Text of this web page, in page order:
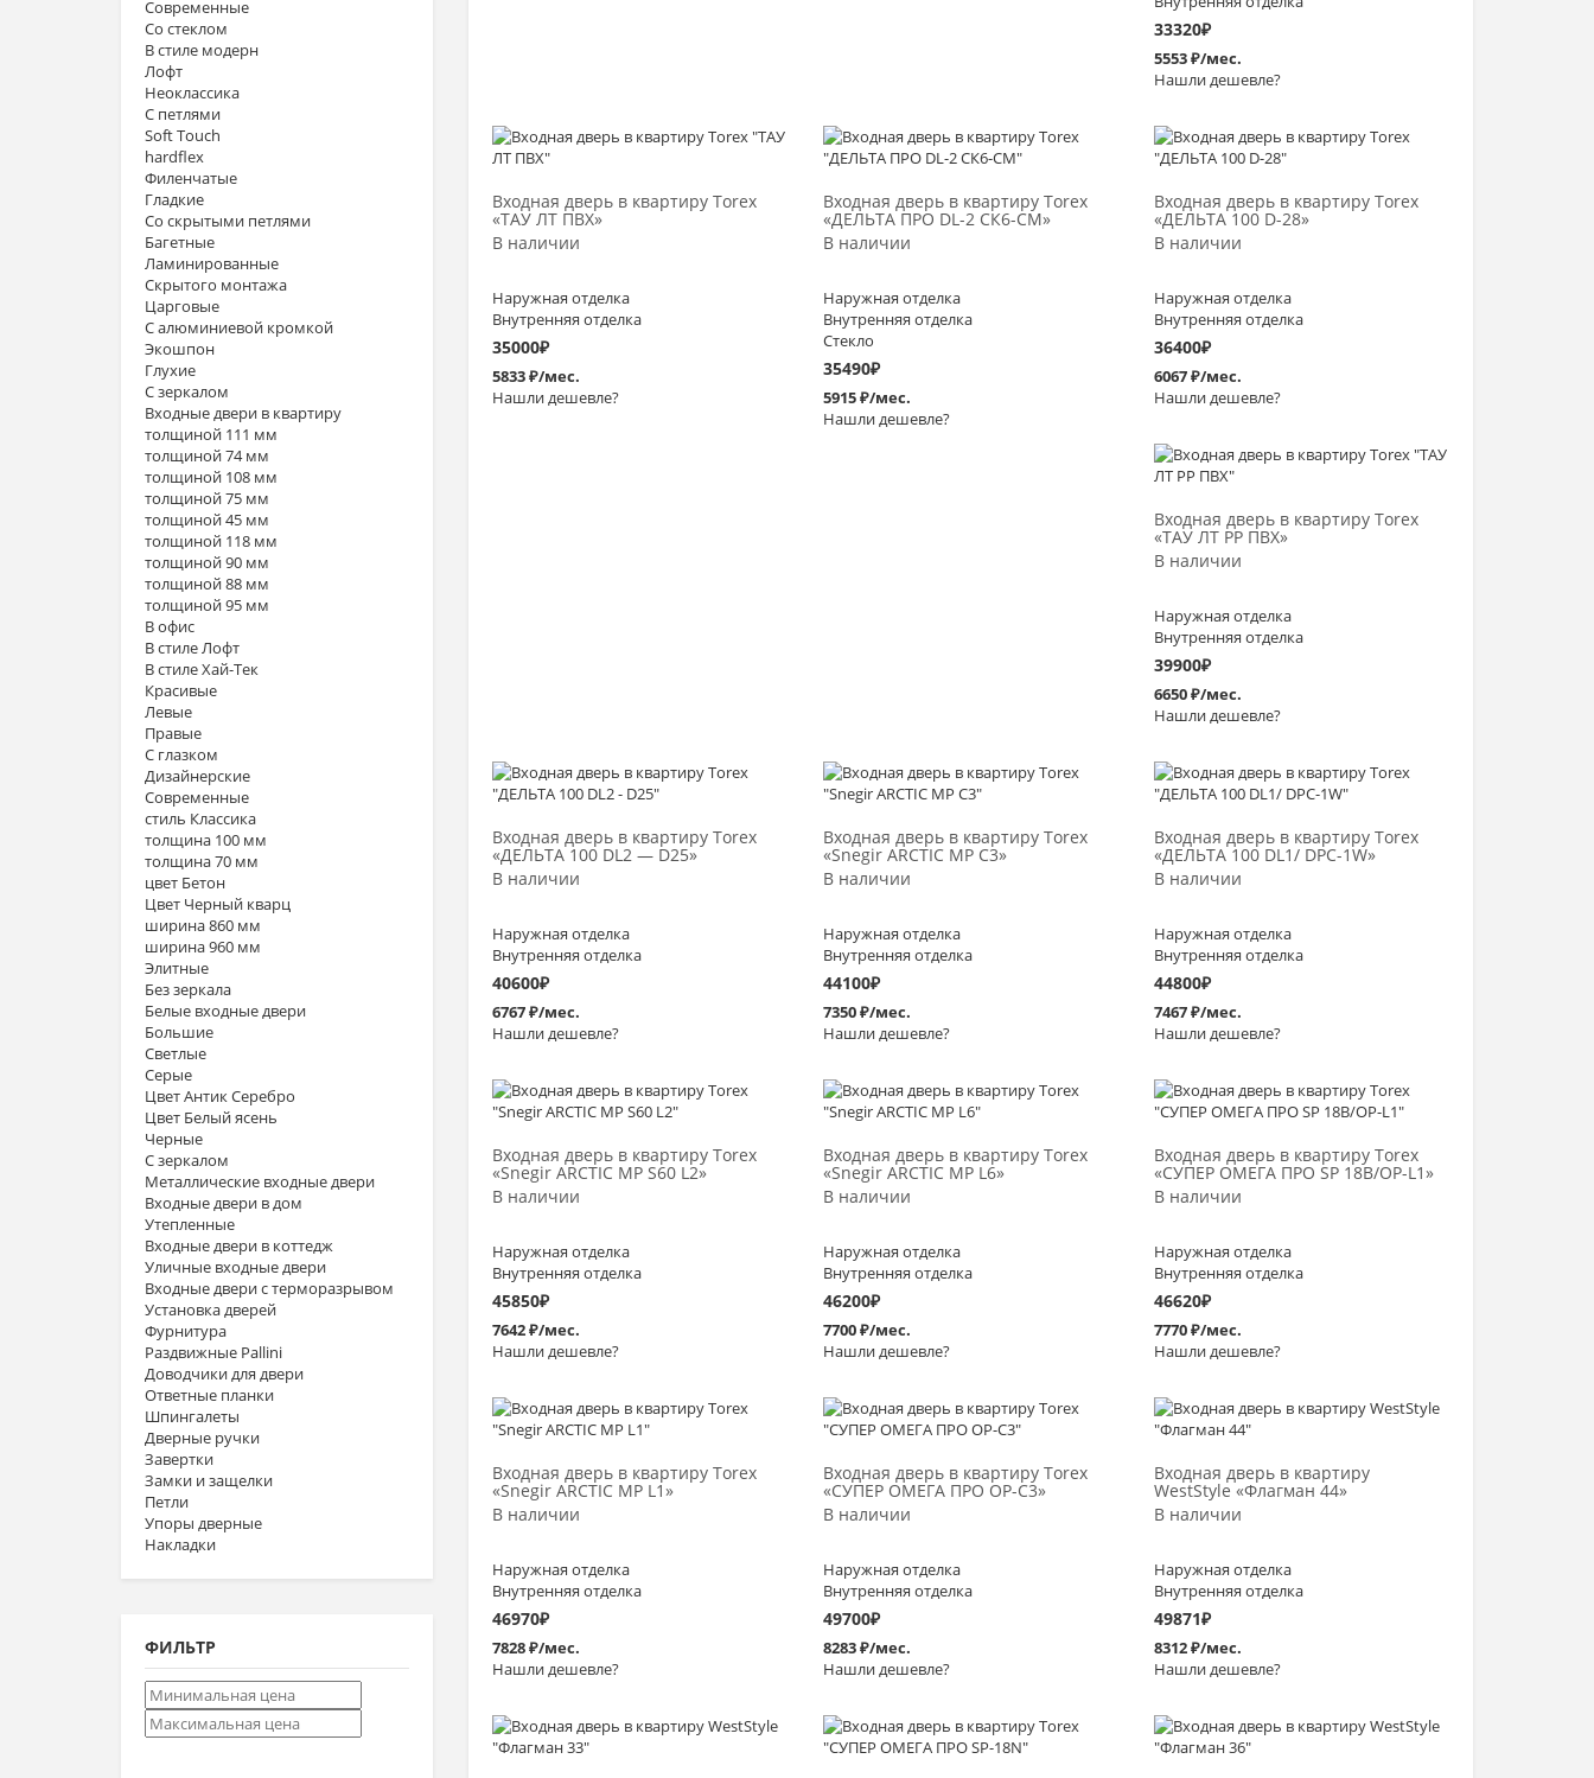
Современные
Со стеклом
В стиле модерн
Лофт
Неоклассика
С петлями
Soft Touch
hardflex
Филенчатые
Гладкие
Со скрытыми петлями
Багетные
Ламинированные
Скрытого монтажа
Царговые
С алюминиевой кромкой
Экошпон
Глухие
С зеркалом
Входные двери в квартиру
толщиной 111 мм
толщиной 74 мм
толщиной 108 мм
толщиной 75 мм
толщиной 45 мм
толщиной 118 мм
толщиной 90 мм
толщиной 88 мм
толщиной 95 мм
В офис
В стиле Лофт
В стиле Хай-Тек
Красивые
Левые
Правые
С глазком
Дизайнерские
Современные
стиль Классика
толщина 100 мм
толщина 70 мм
цвет Бетон
Цвет Черный кварц
ширина 860 мм
ширина 960 мм
Элитные
Без зеркала
Белые входные двери
Большие
Светлые
Серые
Цвет Антик Серебро
Цвет Белый ясень
Черные
С зеркалом
Металлические входные двери
Входные двери в дом
Утепленные
Входные двери в коттедж
Уличные входные двери
Входные двери с терморазрывом
Установка дверей
Фурнитура
Раздвижные Pallini
Доводчики для двери
Ответные планки
Шпингалеты
Дверные ручки
Завертки
Замки и защелки
Петли
Упоры дверные
Накладки
ФИЛЬТР
33320₽
5553 ₽/мес.
Нашли дешевле?
Входная дверь в квартиру Torex
«ТАУ ЛТ ПВХ»
В наличии
Наружная отделка
Внутренняя отделка
35000₽
5833 ₽/мес.
Нашли дешевле?
Выбрать >
Входная дверь в квартиру Torex
«ДЕЛЬТА ПРО DL-2 СК6-СМ»
В наличии
Наружная отделка
Внутренняя отделка
Стекло
35490₽
5915 ₽/мес.
Нашли дешевле?
Выбрать >
Входная дверь в квартиру Torex
«ДЕЛЬТА 100 D-28»
В наличии
Наружная отделка
Внутренняя отделка
36400₽
6067 ₽/мес.
Нашли дешевле?
Выбрать >
Входная дверь в квартиру Torex
«ТАУ ЛТ PP ПВХ»
В наличии
Наружная отделка
Внутренняя отделка
39900₽
6650 ₽/мес.
Нашли дешевле?
Выбрать >
Входная дверь в квартиру Torex
«ДЕЛЬТА 100 DL2 — D25»
В наличии
Наружная отделка
Внутренняя отделка
40600₽
6767 ₽/мес.
Нашли дешевле?
Выбрать >
Входная дверь в квартиру Torex
«Snegir ARCTIC MP C3»
В наличии
Наружная отделка
Внутренняя отделка
44100₽
7350 ₽/мес.
Нашли дешевле?
Выбрать >
Входная дверь в квартиру Torex
«ДЕЛЬТА 100 DL1/ DPС-1W»
В наличии
Наружная отделка
Внутренняя отделка
44800₽
7467 ₽/мес.
Нашли дешевле?
Выбрать >
Входная дверь в квартиру Torex
«Snegir ARCTIC MP S60 L2»
В наличии
Наружная отделка
Внутренняя отделка
45850₽
7642 ₽/мес.
Нашли дешевле?
Выбрать >
Входная дверь в квартиру Torex
«Snegir ARCTIC MP L6»
В наличии
Наружная отделка
Внутренняя отделка
46200₽
7700 ₽/мес.
Нашли дешевле?
Выбрать >
Входная дверь в квартиру Torex
«СУПЕР ОМЕГА ПРО SP 18B/OP-L1»
В наличии
Наружная отделка
Внутренняя отделка
46620₽
7770 ₽/мес.
Нашли дешевле?
Выбрать >
Входная дверь в квартиру Torex
«Snegir ARCTIC MP L1»
В наличии
Наружная отделка
Внутренняя отделка
46970₽
7828 ₽/мес.
Нашли дешевле?
Выбрать >
Входная дверь в квартиру Torex
«СУПЕР ОМЕГА ПРО OP-C3»
В наличии
Наружная отделка
Внутренняя отделка
49700₽
8283 ₽/мес.
Нашли дешевле?
Выбрать >
Входная дверь в квартиру
WestStyle «Флагман 44»
В наличии
Наружная отделка
Внутренняя отделка
49871₽
8312 ₽/мес.
Нашли дешевле?
Выбрать >
Выбрать > Выбрать > Выбрать >